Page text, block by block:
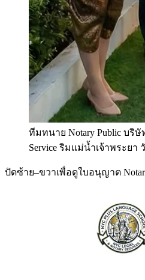
ทีมทนาย Notary Public บริษั
Service ริมแม่น้ำเจ้าพระยา
ปัดซ้าย–ขวาเพื่อดูใบอนุญาต